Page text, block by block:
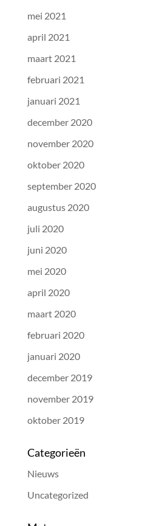
mei 2021
april 2021
maart 2021
februari 2021
januari 2021
december 2020
november 2020
oktober 2020
september 2020
augustus 2020
juli 2020
juni 2020
mei 2020
april 2020
maart 2020
februari 2020
januari 2020
december 2019
november 2019
oktober 2019
Categorieën
Nieuws
Uncategorized